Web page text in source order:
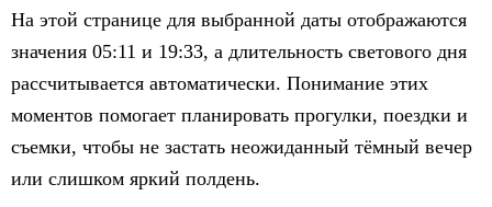
На этой странице для выбранной даты отображаются
значения 05:11 и 19:33, а длительность светового дня
рассчитывается автоматически. Понимание этих
моментов помогает планировать прогулки, поездки и
съемки, чтобы не застать неожиданный тёмный вечер
или слишком яркий полдень.